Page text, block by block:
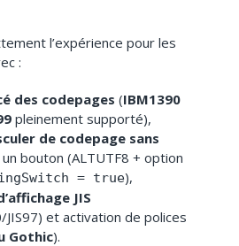
l’expérience pour les
:
des codepages (IBM1390
pleinement supporté),
de codepage sans
un bouton (ALTUTF8 + option
= true),
JIS
JIS97) et activation de polices
Gothic).